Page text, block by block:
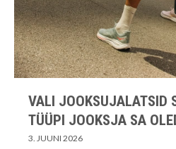
VALI JOOKSUJALATSID
TÜÜPI JOOKSJA SA
3. JUUNI 2026